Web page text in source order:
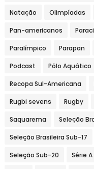
Natação Olimpíadas
Pan-americanos
Paralímpico Parapan
Podcast Pólo Aquático
Recopa Sul-Americana
Rugbi sevens Rugby
Saquarema Seleção
Seleção Brasileira Sub-17
Seleção Sub-20 Série A